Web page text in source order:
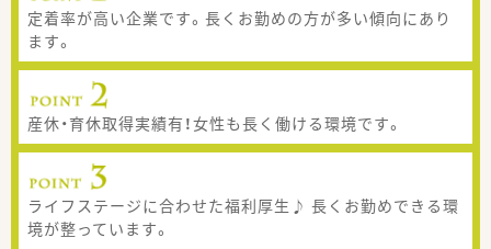
定着率が高い企業です。長くお勤めの方が多い傾向にあり
ます。
産休・育休取得実績有！女性も長く働ける環境です。
ライフステージに合わせた福利厚生♪ 長くお勤めできる環
境が整っています。